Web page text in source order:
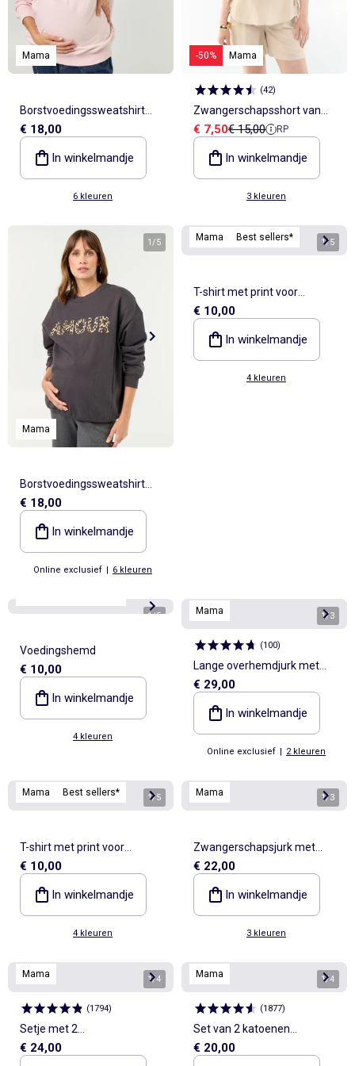
Mama
Borstvoedingssweatshirt
met print
€ 18,00
In winkelmandje
6 kleuren
-50% Mama
(42)
Zwangerschapsshort van
bedrukt linnen
Verkoopprijs
€ 7,50Referentieprijs
€ 15,00 RP
In winkelmandje
3 kleuren
Mama
1/5
Borstvoedingssweatshirt
met print
€ 18,00
In winkelmandje
Online exclusief | 6 kleuren
Mama Best sellers* 1/5
T-shirt met print voor
borstvoeding
€ 10,00
In winkelmandje
4 kleuren
1/5
Voedingshemd
€ 10,00
In winkelmandje
4 kleuren
Mama 1/3
(100)
Lange overhemdjurk met
korte mouwen
€ 29,00
In winkelmandje
Online exclusief | 2 kleuren
Mama Best sellers* 1/5
T-shirt met print voor
borstvoeding
€ 10,00
In winkelmandje
4 kleuren
Mama 1/3
Zwangerschapsjurk met
gedraaide voorkant
€ 22,00
In winkelmandje
3 kleuren
Mama 1/4
(1794)
Setje met 2
borstvoedingsbeha's
€ 24,00
Mama 1/4
(1877)
Set van 2 katoenen
borstvoedingbeha's
€ 20,00